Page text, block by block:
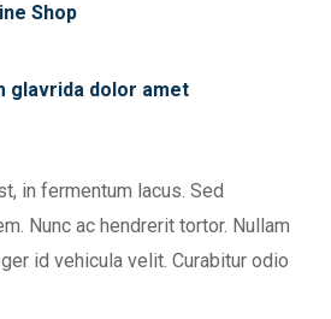
Shop
glavrida dolor amet
in fermentum lacus. Sed
Nunc ac hendrerit tortor. Nullam
id vehicula velit. Curabitur odio